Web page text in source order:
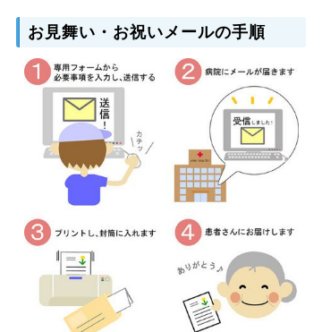
お見舞い・お祝いメールの手順